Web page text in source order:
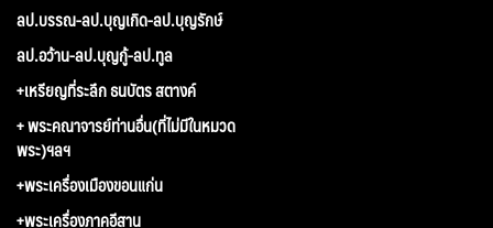
ลป.บรรณ-ลป.บุญเกิด-ลป.บุญรักษ์
ลป.อว้าน-ลป.บุญกู้-ลป.ทูล
+เหรียญที่ระลึก ธนบัตร สตางค์
+ พระคณาจารย์ท่านอื่น(ที่ไม่มีในหมวด
พระ)ฯลฯ
+พระเครื่องเมืองขอนแก่น
+พระเครื่องภาคอีสาน